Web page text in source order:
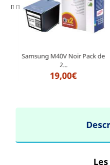
Samsung M40V Noir Pack de
2...
19,00€